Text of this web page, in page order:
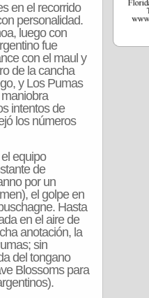
en el recorrido
personalidad.
luego con
fue
con el maul y
de la cancha
y Los Pumas
intentos de
los números
equipo
de
por un
el golpe en
Hasta
en el aire de
anotación, la
sin
del tongano
Blossoms para